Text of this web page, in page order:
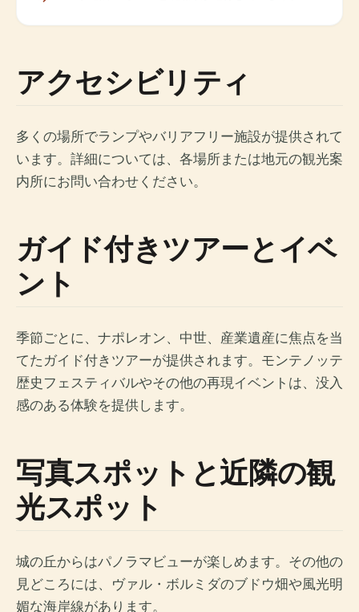
アクセシビリティ
多くの場所でランプやバリアフリー施設が提供されて
います。詳細については、各場所または地元の観光案
内所にお問い合わせください。
ガイド付きツアーとイベ
ント
季節ごとに、ナポレオン、中世、産業遺産に焦点を当
てたガイド付きツアーが提供されます。モンテノッテ
歴史フェスティバルやその他の再現イベントは、没入
感のある体験を提供します。
写真スポットと近隣の観
光スポット
城の丘からはパノラマビューが楽しめます。その他の
見どころには、ヴァル・ボルミダのブドウ畑や風光明
媚な海岸線があります。